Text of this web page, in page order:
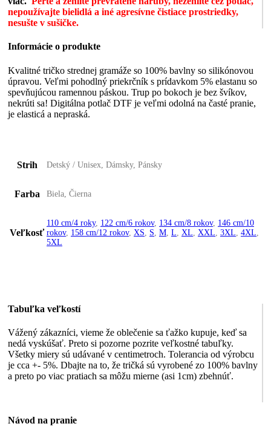
nepoužívajte bielidlá a iné agresívne čistiace prostriedky,
nesušte v sušičke.
Informácie o produkte
Kvalitné tričko strednej gramáže so 100% bavlny so silikónovou
úpravou. Veľmi pohodlný priekrčník s prídavkom 5% elastanu so
spevňujúcou ramennou páskou. Trup po bokoch je bez švíkov,
nekrúti sa! Digitálna potlač DTF je veľmi odolná na časté pranie,
je elasticá a nepraská.
Strih Detský / Unisex, Dámsky, Pánsky
Farba Biela, Čierna
Veľkosť
110 cm/4 roky, 122 cm/6 rokov, 134 cm/8 rokov, 146 cm/10
rokov, 158 cm/12 rokov, XS S M L XL XXL 3XL 4XL
5XL
Tabuľka veľkostí
Vážený zákazníci, vieme že oblečenie sa ťažko kupuje, keď sa
nedá vyskúšať. Preto si pozorne pozrite veľkostné tabuľky.
Všetky miery sú udávané v centimetroch. Tolerancia od výrobcu
je cca +- 5%. Dbajte na to, že tričká sú vyrobené zo 100% bavlny
a preto po viac pratiach sa môžu mierne (asi 1cm) zbehnúť.
Návod na pranie